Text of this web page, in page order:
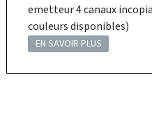
emetteur 4 canaux
couleurs disponibles)
EN SAVOIR PLUS